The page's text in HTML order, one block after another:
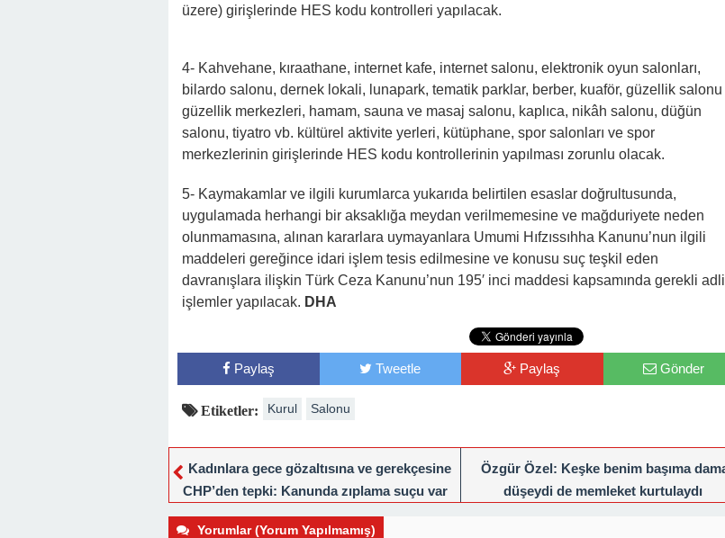
üzere) girişlerinde HES kodu kontrolleri yapılacak.
4- Kahvehane, kıraathane, internet kafe, internet salonu, elektronik oyun salonları,
bilardo salonu, dernek lokali, lunapark, tematik parklar, berber, kuaför, güzellik salonu
güzellik merkezleri, hamam, sauna ve masaj salonu, kaplıca, nikâh salonu, düğün
salonu, tiyatro vb. kültürel aktivite yerleri, kütüphane, spor salonları ve spor
merkezlerinin girişlerinde HES kodu kontrollerinin yapılması zorunlu olacak.
5- Kaymakamlar ve ilgili kurumlarca yukarıda belirtilen esaslar doğrultusunda,
uygulamada herhangi bir aksaklığa meydan verilmemesine ve mağduriyete neden
olunmamasına, alınan kararlara uymayanlara Umumi Hıfzıssıhha Kanunu’nun ilgili
maddeleri gereğince idari işlem tesis edilmesine ve konusu suç teşkil eden
davranışlara ilişkin Türk Ceza Kanunu’nun 195′ inci maddesi kapsamında gerekli adli
işlemler yapılacak. DHA
Paylaş Tweetle Paylaş Gönder
Etiketler: Kurul Salonu
Kadınlara gece gözaltısına ve gerekçesine
CHP’den tepki: Kanunda zıplama suçu var
mı?
Özgür Özel: Keşke benim başıma
düşeydi de memleket kurtulaydı
Yorumlar (Yorum Yapılmamış)